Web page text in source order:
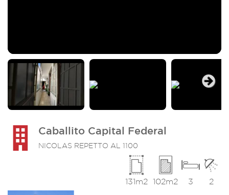
Caballito Capital Federal
NICOLAS REPETTO AL 1100
2
3
102m2
131m2